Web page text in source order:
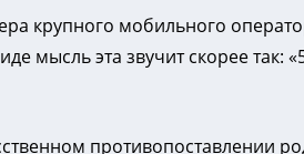
крупного мобильного
мысль эта звучит скорее так:
противопоставлении